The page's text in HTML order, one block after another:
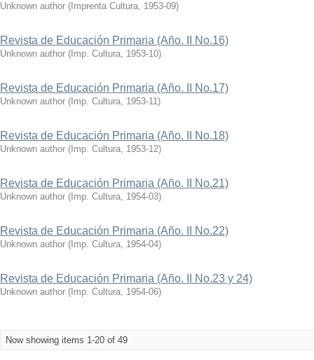
Unknown author ( Imprenta Cultura, 1953-09)
Revista de Educación Primaria (Año. II No.16)
Unknown author ( Imp. Cultura, 1953-10)
Revista de Educación Primaria (Año. II No.17)
Unknown author ( Imp. Cultura, 1953-11)
Revista de Educación Primaria (Año. II No.18)
Unknown author ( Imp. Cultura, 1953-12)
Revista de Educación Primaria (Año. II No.21)
Unknown author ( Imp. Cultura, 1954-03)
Revista de Educación Primaria (Año. II No.22)
Unknown author ( Imp. Cultura, 1954-04)
Revista de Educación Primaria (Año. II No.23 y 24)
Unknown author ( Imp. Cultura, 1954-06)
Now showing items 1-20 of 49